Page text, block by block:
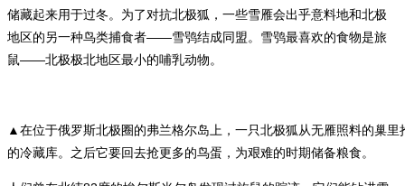
储藏起来用于过冬。为了对抗北极狐，一些雪雁会出乎意料地和北极
地区的另一种鸟类捕食者——雪鸮结成同盟。雪鸮最喜欢的食物是旅
鼠——北极极北地区最小的哺乳动物。
▲在位于俄罗斯北极圈的弗兰格尔岛上，一只北极狐从无雁照料的巢
的冷藏库。之后它要回去抢更多的鸟蛋，为艰难的时期储备粮食。